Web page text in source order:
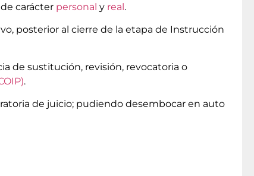
carácter personal y real.
posterior al cierre de la etapa de Instrucción
de sustitución, revisión, revocatoria o
.
de juicio; pudiendo desembocar en auto